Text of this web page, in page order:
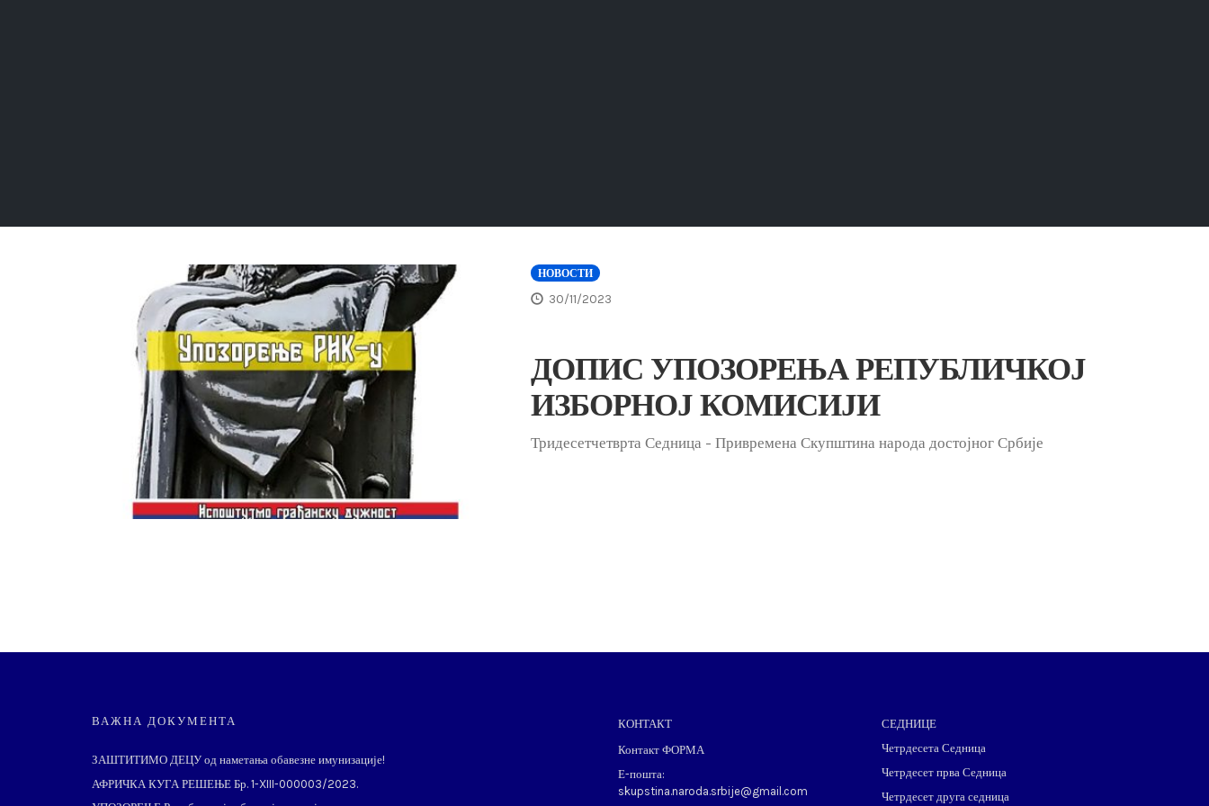
НОВОСТИ
30/11/2023
ДОПИС УПОЗОРЕЊА РЕПУБЛИЧКОЈ
ИЗБОРНОЈ КОМИСИЈИ
Тридесетчетврта Седница - Привремена Скупштина народа достојног Србије
ВАЖНА ДОКУМЕНТА
ЗАШТИТИМО ДЕЦУ од наметања обавезне имунизације!
АФРИЧКА КУГА РЕШЕЊЕ Бр. 1-XIII-000003/2023.
КОНТАКТ
Контакт ФОРМА
Е-пошта:
skupstina.naroda.srbije@gmail.com
СЕДНИЦЕ
Четрдесета Седница
Четрдесет прва Седница
Четрдесет друга седница